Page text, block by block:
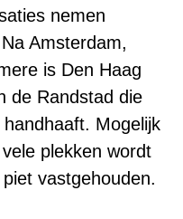
nemen
Amsterdam,
is Den Haag
de Randstad die
Mogelijk
plekken wordt
vastgehouden.